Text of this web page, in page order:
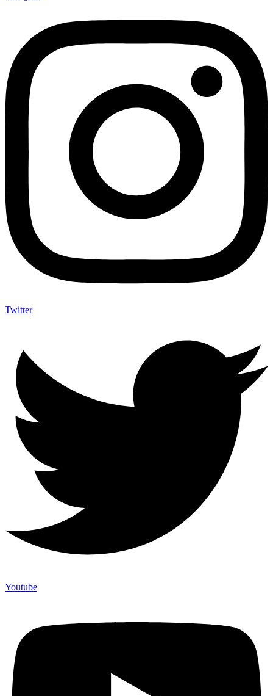
Twitter
Youtube